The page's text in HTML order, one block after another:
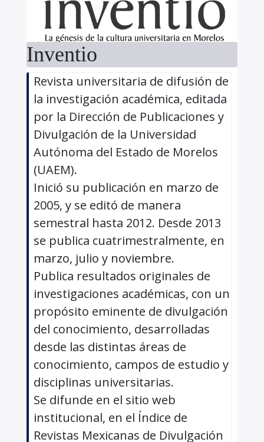
Inventio
Revista universitaria de difusión de
la investigación académica, editada
por la Dirección de Publicaciones y
Divulgación de la Universidad
Autónoma del Estado de Morelos
(UAEM).
Inició su publicación en marzo de
2005, y se editó de manera
semestral hasta 2012. Desde 2013
se publica cuatrimestralmente, en
marzo, julio y noviembre.
Publica resultados originales de
investigaciones académicas, con un
propósito eminente de divulgación
del conocimiento, desarrolladas
desde las distintas áreas de
conocimiento, campos de estudio y
disciplinas universitarias.
Se difunde en el sitio web
institucional, en el Índice de
Revistas Mexicanas de Divulgación